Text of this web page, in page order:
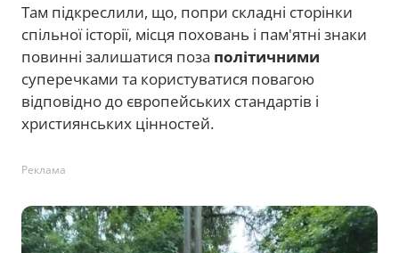
Там підкреслили, що, попри складні сторінки
спільної історії, місця поховань і пам'ятні знаки
повинні залишатися поза політичними
суперечками та користуватися повагою
відповідно до європейських стандартів і
християнських цінностей.
Реклама